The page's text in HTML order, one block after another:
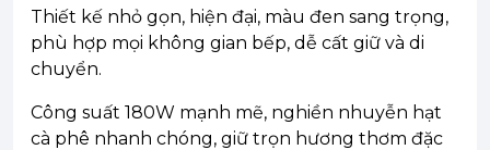
Thiết kế nhỏ gọn, hiện đại, màu đen sang trọng,
phù hợp mọi không gian bếp, dễ cất giữ và di
chuyển.
Công suất 180W mạnh mẽ, nghiền nhuyễn hạt
cà phê nhanh chóng, giữ trọn hương thơm đặc